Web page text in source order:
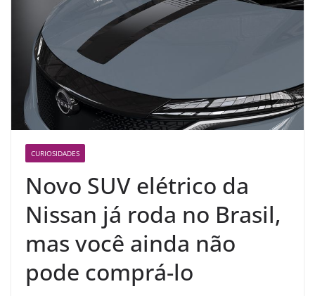
CURIOSIDADES
Novo SUV elétrico da
Nissan já roda no Brasil,
mas você ainda não
pode comprá-lo